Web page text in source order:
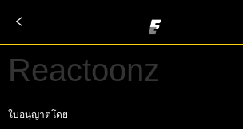
Reactoonz
ใบอนุญาตโดย